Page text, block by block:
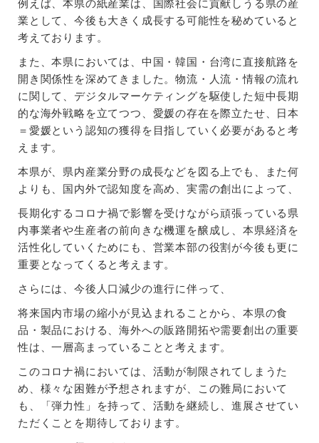
例えば、本県の紙産業は、国際社会に貢献しうる県の産
業として、今後も大きく成長する可能性を秘めていると
考えております。
また、本県においては、中国・韓国・台湾に直接航路を
開き関係性を深めてきました。物流・人流・情報の流れ
に関して、デジタルマーケティングを駆使した短中長期
的な海外戦略を立てつつ、愛媛の存在を際立たせ、日本
＝愛媛という認知の獲得を目指していく必要があると考
えます。
本県が、県内産業分野の成長などを図る上でも、また何
よりも、国内外で認知度を高め、実需の創出によって、
長期化するコロナ禍で影響を受けながら頑張っている県
内事業者や生産者の前向きな機運を醸成し、本県経済を
活性化していくためにも、営業本部の役割が今後も更に
重要となってくると考えます。
さらには、今後人口減少の進行に伴って、
将来国内市場の縮小が見込まれることから、本県の食
品・製品における、海外への販路開拓や需要創出の重要
性は、一層高まっていることと考えます。
このコロナ禍においては、活動が制限されてしまうた
め、様々な困難が予想されますが、この難局において
も、「弾力性」を持って、活動を継続し、進展させてい
ただくことを期待しております。